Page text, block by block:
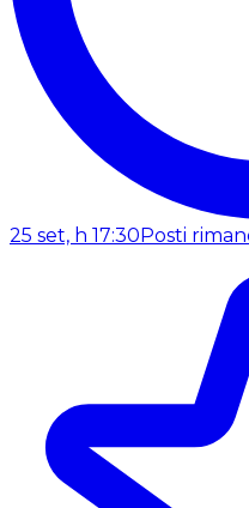
25 set, h 17:30 Posti